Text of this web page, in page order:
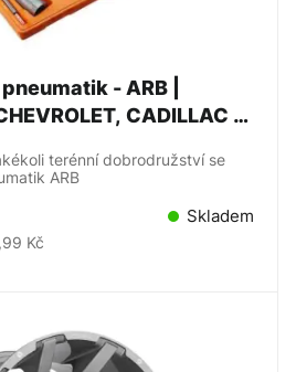
- ARB |
terénní dobrodružství se
ARB
Skladem
Kč